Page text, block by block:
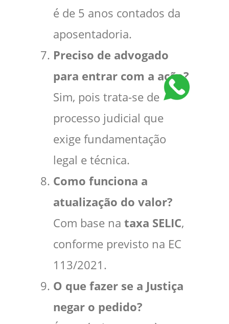
é de 5 anos contados da
aposentadoria.
Preciso de advogado
para entrar com a ação?
Sim, pois trata-se de
processo judicial que
exige fundamentação
legal e técnica.
Como funciona a
atualização do valor?
Com base na taxa SELIC,
conforme previsto na EC
113/2021.
O que fazer se a Justiça
negar o pedido?